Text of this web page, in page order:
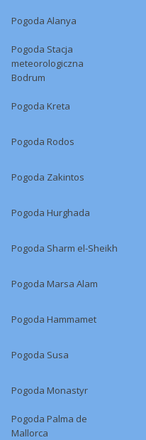
Pogoda Alanya
Pogoda Stacja
meteorologiczna
Bodrum
Pogoda Kreta
Pogoda Rodos
Pogoda Zakintos
Pogoda Hurghada
Pogoda Sharm el-Sheikh
Pogoda Marsa Alam
Pogoda Hammamet
Pogoda Susa
Pogoda Monastyr
Pogoda Palma de
Mallorca